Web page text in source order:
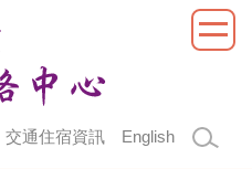
交通住宿資訊 English